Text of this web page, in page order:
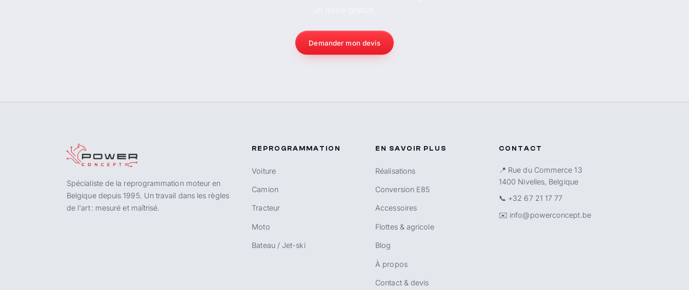
Demander mon devis
Spécialiste de la reprogrammation moteur en
Belgique depuis 1995. Un travail dans les règles
de l'art : mesuré et maîtrisé.
REPROGRAMMATION
Voiture
Camion
Tracteur
Moto
Bateau / Jet-ski
EN SAVOIR PLUS
Réalisations
Conversion E85
Accessoires
Flottes & agricole
Blog
À propos
Contact & devis
CONTACT
📍 Rue du Commerce 13
1400 Nivelles, Belgique
📞 +32 67 21 17 77
✉️ info@powerconcept.be